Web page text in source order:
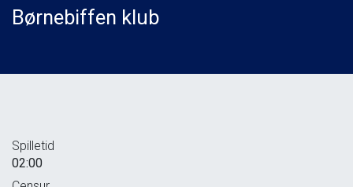
Børnebiffen klub
Spilletid
02:00